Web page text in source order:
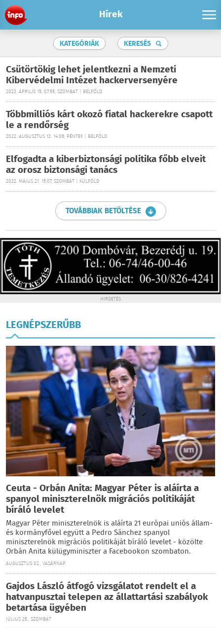
Hírek
KATEGÓRIÁK KERESÉS
Csütörtökig lehet jelentkezni a Nemzeti
Kibervédelmi Intézet hackerversenyére
2023. ÁPRILIS 15. 07:55, SZOMBAT | BELFÖLD
Többmilliós kárt okozó fiatal hackerekre csapott
le a rendőrség
2022. AUGUSZTUS 12. 14:06, PÉNTEK | BELFÖLD
Elfogadta a kiberbiztonsági politika főbb elveit
az orosz biztonsági tanács
2022. MÁJUS 21. 15:07, SZOMBAT | KÜLFÖLD
TOVÁBBIAK BETÖLTÉSE
HIRDETÉS
LEGNÉPSZERŰBB
Ceuta - Orbán Anita: Magyar Péter is aláírta a
spanyol miniszterelnök migrációs politikáját
bíráló levelet
Magyar Péter miniszterelnök is aláírta 21 európai uniós állam-
és kormányfővel együtt a Pedro Sánchez spanyol
miniszterelnök migrációs politikáját bíráló levelet - közölte
Orbán Anita külügyminiszter a Facebookon szombaton.
AUGUSZTUS 02., VASÁRNAP
Gajdos László átfogó vizsgálatot rendelt el a
hatvanpusztai telepen az állattartási szabályok
betartása ügyében
JÚLIUS 25., SZOMBAT